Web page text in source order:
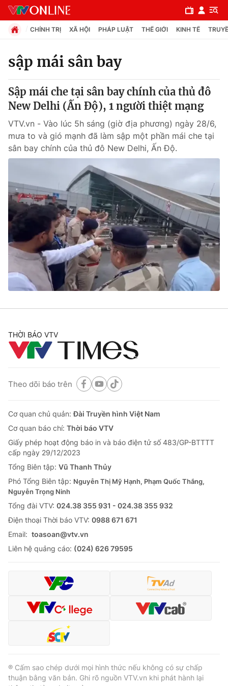
Chuyên mục
Chính trị
Xã hội
Pháp luật
Y tế
Thế giới
Tin tức
Thế giới đó đây
Câu chuyện quốc tế
Kinh tế
Tài chính
Thị trường
Góc doanh nghiệp
Dữ liệu và đời sống
Truyền hình
Phim VTV
Hậu trường
Giải sao mai
Giải trí
Điện ảnh
Âm nhạc
Du lịch
Làm đẹp
Chất lượng cuộc sống
Tuyển sinh
Học trực tuyến
Công nghệ
Hitech Công nghệ tương lai
Sản phẩm
Thị trường
Tư vấn
Giao lưu trực tuyến
Lịch phát sóng
Chuyên mục khác
Emagazine Podcast
Video Shorts video
VTV Money
VTV Sức khoẻ Bất động sản
CHÍNH TRỊ XÃ HỘI PHÁP LUẬT THẾ GIỚI KINH TẾ
sập mái sân bay
Sập mái che tại sân bay chính của thủ đô
New Delhi (Ấn Độ), 1 người thiệt mạng
VTV.vn - Vào lúc 5h sáng (giờ địa phương) ngày 28/6,
mưa to và gió mạnh đã làm sập một phần mái che tại
sân bay chính của thủ đô New Delhi, Ấn Độ.
THỜI BÁO VTV
Theo dõi báo trên
Cơ quan chủ quản:Đài Truyền hình Việt Nam
Cơ quan báo chí: Thời báo VTV
Giấy phép hoạt động báo in và báo điện tử số 483/GP-BTTTT
cấp ngày 29/12/2023
Tổng Biên tập: Vũ Thanh Thủy
Phó Tổng Biên tập: Nguyễn Thị Mỹ Hạnh, Phạm Quốc Thắng,
Nguyễn Trọng Ninh
Tổng đài VTV: 024.38 355 931 - 024.38 355 932
Ðiện thoại Thời báo VTV: 0988 671 671
Email: toasoan@vtv.vn
Liên hệ quảng cáo: (024) 626 79595
® Cấm sao chép dưới mọi hình thức nếu không có sự chấp
thuận bằng văn bản. Ghi rõ nguồn VTV.vn khi phát hành lại